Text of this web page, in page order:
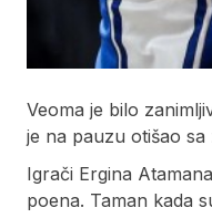
Veoma je bilo
je na pauzu otišao sa
Igrači Ergina
poena. Taman kada